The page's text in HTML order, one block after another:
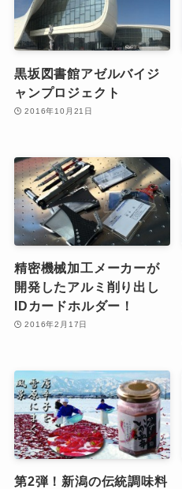
黒坂図書館アゼルバイジ
ャンプロジェクト
2016年10月21日
精密機械加工メーカーが
開発したアルミ削り出し
IDカードホルダー！
2016年2月17日
第2弾！新潟の伝統調味料